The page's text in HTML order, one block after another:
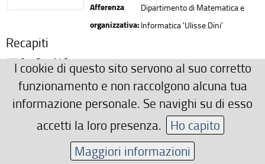
Afferenza
organizzativa:
Dipartimento di Matematica e
Informatica 'Ulisse Dini'
Recapiti
0552751465
alessandra.sestini(AT)unifi.it
Ulteriori Recapiti
Studio 57, Dip. Matematica, Viale Morgagni 65
Area riservata
I cookie di questo sito servono al suo corretto
funzionamento e non raccolgono alcuna tua
informazione personale. Se navighi su di esso
accetti la loro presenza. Ho capito
Maggiori informazioni